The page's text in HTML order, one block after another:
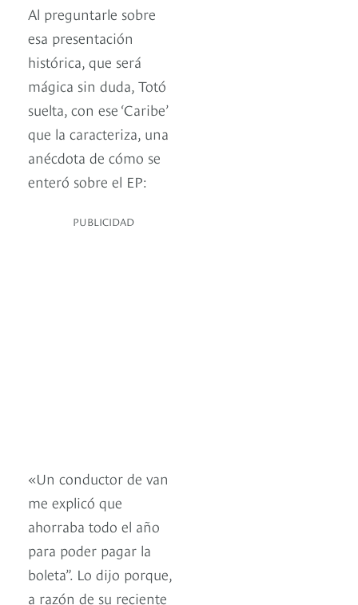
Al preguntarle sobre
esa presentación
histórica, que será
mágica sin duda, Totó
suelta, con ese ‘Caribe’
que la caracteriza, una
anécdota de cómo se
enteró sobre el EP:
PUBLICIDAD
«Un conductor de van
me explicó que
ahorraba todo el año
para poder pagar la
boleta”. Lo dijo porque,
a razón de su reciente